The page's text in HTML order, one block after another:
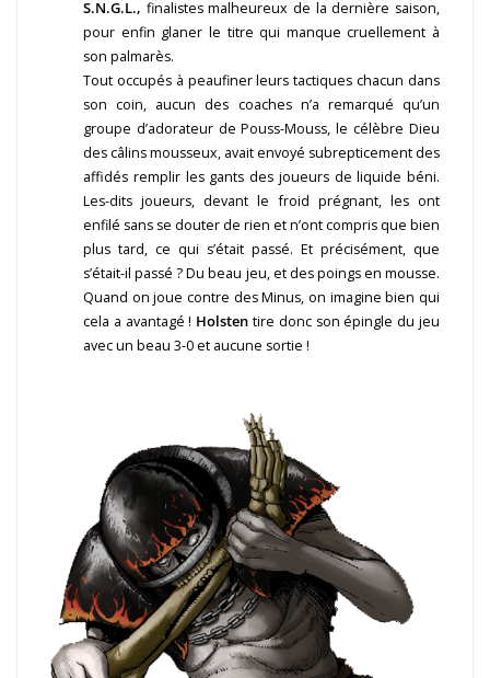
S.N.G.L., finalistes malheureux de la dernière saison,
pour enfin glaner le titre qui manque cruellement à
son palmarès.
Tout occupés à peaufiner leurs tactiques chacun dans
son coin, aucun des coaches n’a remarqué qu’un
groupe d’adorateur de Pouss-Mouss, le célèbre Dieu
des câlins mousseux, avait envoyé subrepticement des
affidés remplir les gants des joueurs de liquide béni.
Les-dits joueurs, devant le froid prégnant, les ont
enfilé sans se douter de rien et n’ont compris que bien
plus tard, ce qui s’était passé. Et précisément, que
s’était-il passé ? Du beau jeu, et des poings en mousse.
Quand on joue contre des Minus, on imagine bien qui
cela a avantagé ! Holsten tire donc son épingle du jeu
avec un beau 3-0 et aucune sortie !